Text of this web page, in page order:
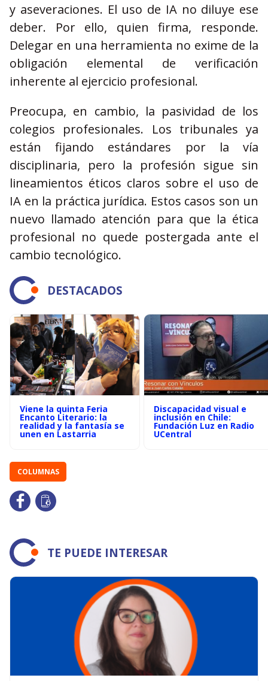
y aseveraciones. El uso de IA no diluye ese
deber. Por ello, quien firma, responde.
Delegar en una herramienta no exime de la
obligación elemental de verificación
inherente al ejercicio profesional.
Preocupa, en cambio, la pasividad de los
colegios profesionales. Los tribunales ya
están fijando estándares por la vía
disciplinaria, pero la profesión sigue sin
lineamientos éticos claros sobre el uso de
IA en la práctica jurídica. Estos casos son un
nuevo llamado atención para que la ética
profesional no quede postergada ante el
cambio tecnológico.
DESTACADOS
Viene la quinta Feria
Encanto Literario: la
realidad y la fantasía se
unen en Lastarria
Discapacidad visual e
inclusión en Chile:
Fundación Luz en Radio
UCentral
COLUMNAS
TE PUEDE INTERESAR